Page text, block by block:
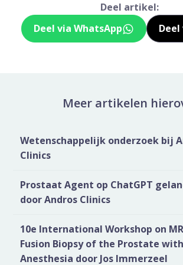
Deel artikel:
Deel via WhatsApp
Deel dit via
Meer artikelen
Wetenschappelijk onderzoek bij
Clinics
Prostaat Agent op ChatGPT
door Andros Clinics
10e International Workshop on
Fusion Biopsy of the Prostate
Anesthesia door Jos Immerzeel